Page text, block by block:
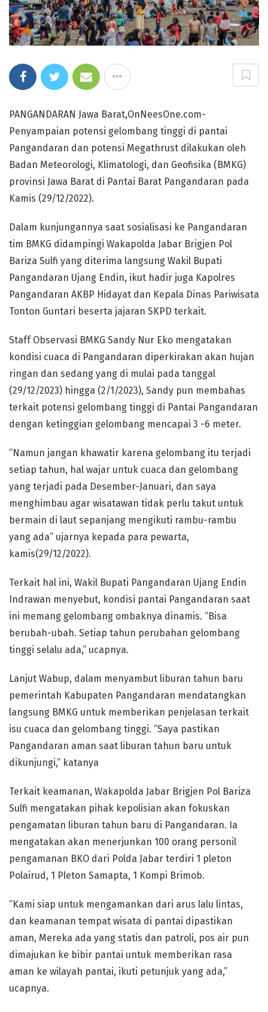
PANGANDARAN Jawa Barat,OnNeesOne.com-
Penyampaian potensi gelombang tinggi di pantai
Pangandaran dan potensi Megathrust dilakukan oleh
Badan Meteorologi, Klimatologi, dan Geofisika (BMKG)
provinsi Jawa Barat di Pantai Barat Pangandaran pada
Kamis (29/12/2022).
Dalam kunjungannya saat sosialisasi ke Pangandaran
tim BMKG didampingi Wakapolda Jabar Brigjen Pol
Bariza Sulfi yang diterima langsung Wakil Bupati
Pangandaran Ujang Endin, ikut hadir juga Kapolres
Pangandaran AKBP Hidayat dan Kepala Dinas Pariwisata
Tonton Guntari beserta jajaran SKPD terkait.
Staff Observasi BMKG Sandy Nur Eko mengatakan
kondisi cuaca di Pangandaran diperkirakan akan hujan
ringan dan sedang yang di mulai pada tanggal
(29/12/2023) hingga (2/1/2023), Sandy pun membahas
terkait potensi gelombang tinggi di Pantai Pangandaran
dengan ketinggian gelombang mencapai 3 -6 meter.
“Namun jangan khawatir karena gelombang itu terjadi
setiap tahun, hal wajar untuk cuaca dan gelombang
yang terjadi pada Desember-Januari, dan saya
menghimbau agar wisatawan tidak perlu takut untuk
bermain di laut sepanjang mengikuti rambu-rambu
yang ada” ujarnya kepada para pewarta,
kamis(29/12/2022).
Terkait hal ini, Wakil Bupati Pangandaran Ujang Endin
Indrawan menyebut, kondisi pantai Pangandaran saat
ini memang gelombang ombaknya dinamis. “Bisa
berubah-ubah. Setiap tahun perubahan gelombang
tinggi selalu ada,” ucapnya.
Lanjut Wabup, dalam menyambut liburan tahun baru
pemerintah Kabupaten Pangandaran mendatangkan
langsung BMKG untuk memberikan penjelasan terkait
isu cuaca dan gelombang tinggi. “Saya pastikan
Pangandaran aman saat liburan tahun baru untuk
dikunjungi,” katanya
Terkait keamanan, Wakapolda Jabar Brigjen Pol Bariza
Sulfi mengatakan pihak kepolisian akan fokuskan
pengamatan liburan tahun baru di Pangandaran. Ia
mengatakan akan menerjunkan 100 orang personil
pengamanan BKO dari Polda Jabar terdiri 1 pleton
Polairud, 1 Pleton Samapta, 1 Kompi Brimob.
“Kami siap untuk mengamankan dari arus lalu lintas,
dan keamanan tempat wisata di pantai dipastikan
aman, Mereka ada yang statis dan patroli, pos air pun
dimajukan ke bibir pantai untuk memberikan rasa
aman ke wilayah pantai, ikuti petunjuk yang ada,”
ucapnya.